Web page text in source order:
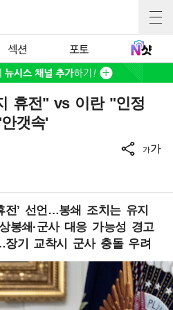
섹션 포토
휴전" vs 이란 "인정
갯속'
가가
전’ 선언…봉쇄 조치는 유지
쇄·군사 대응 가능성 경고
기 교착시 군사 충돌 우려